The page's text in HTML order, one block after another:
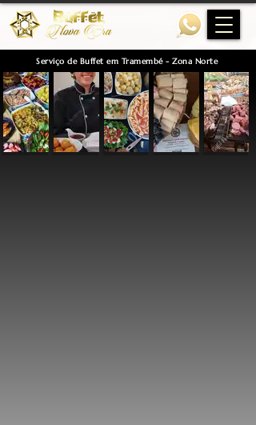
Serviço de Buffet em Tramembé - Zona Norte